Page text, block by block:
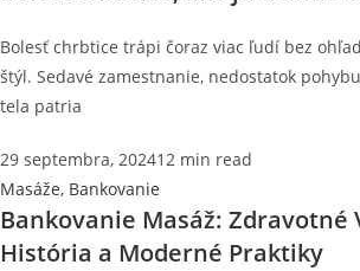
Bolesť chrbtice trápi čoraz viac ľudí bez
štýl. Sedavé zamestnanie, nedostatok
tela patria
29 septembra, 202412 min read
Masáže, Bankovanie
Bankovanie Masáž: Zdravotné
História a Moderné Praktiky